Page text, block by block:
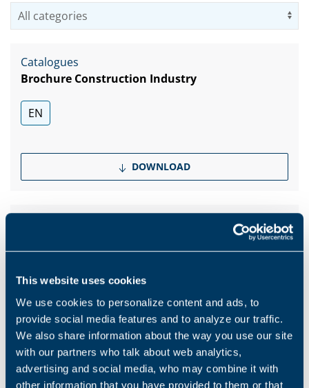
This website uses cookies
We use cookies to personalize content and ads, to
provide social media features and to analyze our traffic.
We also share information about the way you use our site
with our partners who talk about web analytics,
advertising and social media, who may combine it with
other information that you have provided to them or that
Catalogues
Brochure Construction Industry
EN
DOWNLOAD
EN
Catalogues